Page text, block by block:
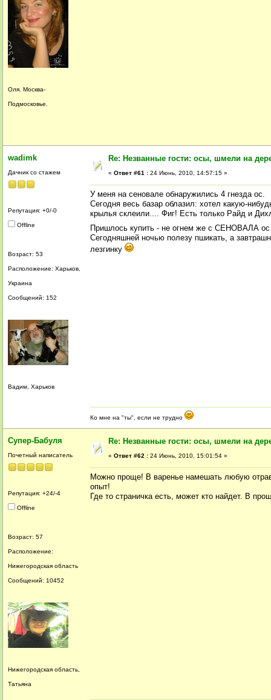
Оля. Москва-
Подмосковье.
wadimk
Дачник со стажем
Репутация: +0/-0
Offline
Возраст: 53
Расположение: Харьков,
Украина
Сообщений: 152
Вадим, Харьков
Re: Незванные гости: осы, шмели на
« Ответ #61 : 24 Июнь, 2010, 14:57:15 »
У меня на сеновале обнаружились 4 гнезда ос.
Сегодня весь базар облазил: хотел какую-
крылья склеили.... Фиг! Есть только Райд и
Пришлось купить - не огнем же с СЕНОВАЛА
Сегодняшней ночью полезу пшикать, а
лезгинку
Ко мне на "ты", если не трудно
Супер-Бабуля
Почетный написатель
Репутация: +24/-4
Offline
Возраст: 57
Расположение:
Нижегородская область
Сообщений: 10452
Нижегородская область,
Татьяна
Re: Незванные гости: осы, шмели на
« Ответ #62 : 24 Июнь, 2010, 15:01:54 »
Можно проще! В варенье намешать любую
опыт!
Где то страничка есть, может кто найдет. В